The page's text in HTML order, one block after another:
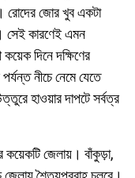
রোদের জোর খুব একটা
সেই কারণেই এমন
দিনে দক্ষিণের
নীচে নেমে যেতে
হাওয়ার দাপটে সর্বত্র
কয়েকটি জেলায়। বাঁকুড়া,